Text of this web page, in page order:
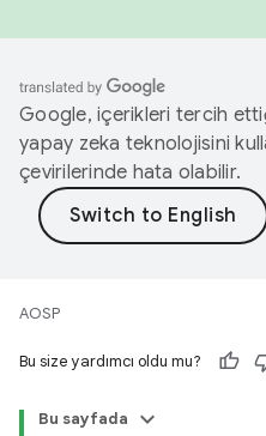
Google, içerikleri tercih
yapay zeka teknolojisini
çevirilerinde hata olabilir.
AOSP
Bu size yardımcı oldu mu?
Bu sayfada